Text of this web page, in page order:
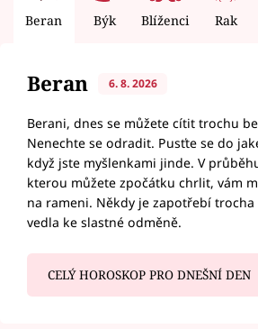
Beran Býk Blíženci Rak
Beran 6. 8. 2026
Berani, dnes se můžete cítit trochu
Nenechte se odradit. Pusťte se do
když jste myšlenkami jinde. V
kterou můžete zpočátku chrlit, vám
na rameni. Někdy je zapotřebí
vedla ke slastné odměně.
CELÝ HOROSKOP PRO DNEŠNÍ DEN